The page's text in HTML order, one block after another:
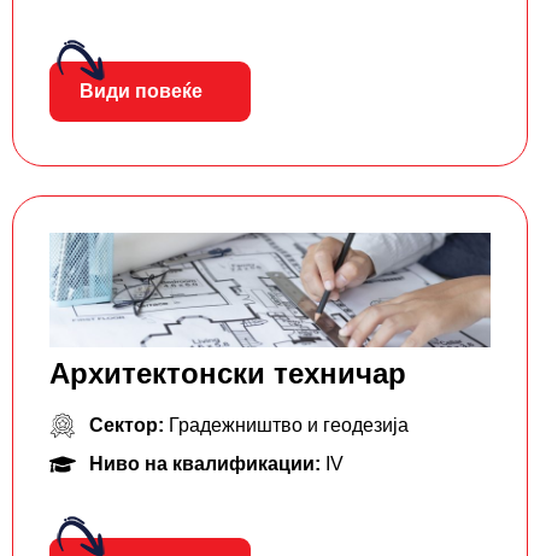
Види повеќе
Архитектонски техничар
Сектор: Градежништво и геодезија
Ниво на квалификации: IV